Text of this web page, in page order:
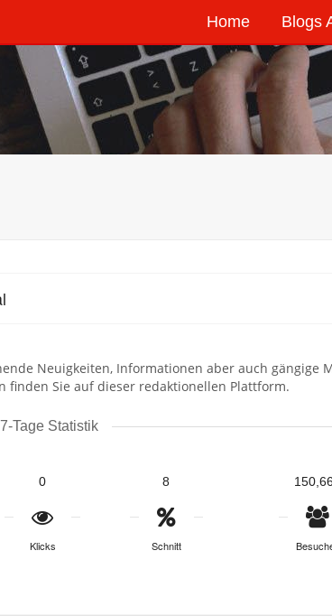
Home Blogs
Neuigkeiten, Informationen aber auch gängige
finden Sie auf dieser redaktionellen Plattform.
7-Tage Statistik
0
Klicks
8
Schnitt